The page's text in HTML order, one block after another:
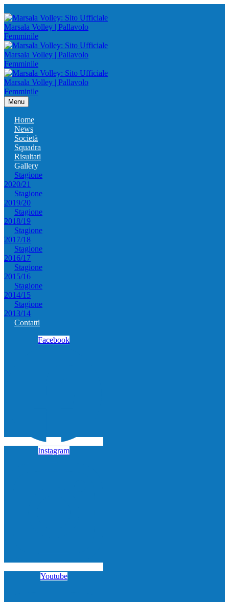
Menu
Home
News
Società
Squadra
Risultati
Gallery
Stagione
2020/21
Stagione
2019/20
Stagione
2018/19
Stagione
2017/18
Stagione
2016/17
Stagione
2015/16
Stagione
2014/15
Stagione
2013/14
Contatti
Facebook
Instagram
Youtube